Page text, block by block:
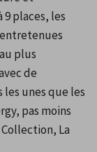
9 places, les
plus
de
unes que les
pas moins
La